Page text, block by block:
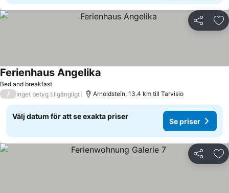
Dela
Bed and breakfast
Ferienhaus Angelika
/ Inget betyg tillgängligt Arnoldstein, 13.4 km till Tarvisio
Välj datum för att se exakta priser
Se priser
Dela